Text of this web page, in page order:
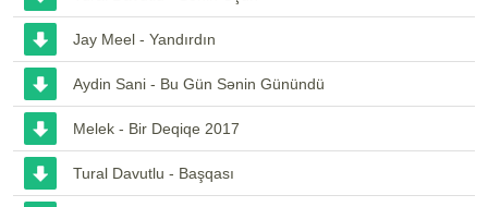
Jay Meel - Yandırdın
Aydin Sani - Bu Gün Sənin Günündü
Melek - Bir Deqiqe 2017
Tural Davutlu - Başqası